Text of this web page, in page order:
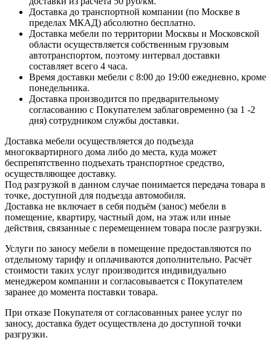
Доставка до транспортной компании (по Москве в
пределах МКАД) абсолютно бесплатно.
Доставка мебели по территории Москвы и Московской
области осуществляется собственным грузовым
автотранспортом, поэтому интервал доставки
составляет всего 4 часа.
Время доставки мебели с 8:00 до 19:00 ежедневно, кроме
понедельника.
Доставка производится по предварительному
согласованию с Покупателем заблаговременно (за 1 -2
дня) сотрудником службы доставки.
Доставка мебели осуществляется до подъезда
многоквартирного дома либо до места, куда может
беспрепятственно подъехать транспортное средство,
осуществляющее доставку.
Под разгрузкой в данном случае понимается передача товара в
точке, доступной для подъезда автомобиля.
Доставка не включает в себя подъём (занос) мебели в
помещение, квартиру, частный дом, на этаж или иные
действия, связанные с перемещением товара после разгрузки.
Услуги по заносу мебели в помещение предоставляются по
отдельному тарифу и оплачиваются дополнительно. Расчёт
стоимости таких услуг производится индивидуально
менеджером компании и согласовывается с Покупателем
заранее до момента поставки товара.
При отказе Покупателя от согласованных ранее услуг по
заносу, доставка будет осуществлена до доступной точки
разгрузки.